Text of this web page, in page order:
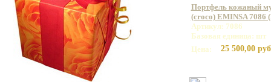
Портфель кожаный
(croco) EMINSA 7086
Артикул: 7086
Базовая единица: шт
Цена:
25 500,00